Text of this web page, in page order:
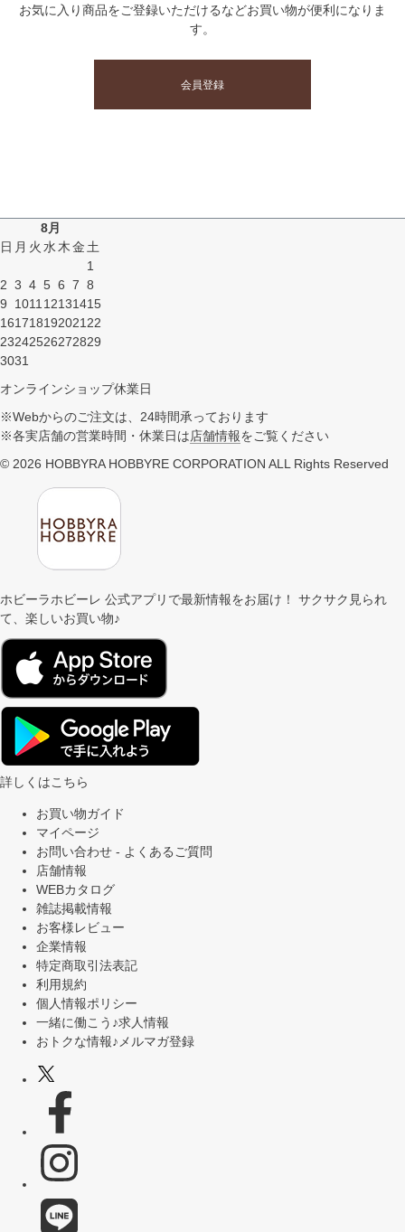
お気に入り商品をご登録いただけるなどお買い物が便利になりま
す。
会員登録
8月
日 月 火 水 木金 土
1
2 3 4 5 6 7 8
9
1011 12131415
161718192021 22
23242526272829
3031
オンラインショップ休業日
※Webからのご注文は、24時間承っております
※各実店舗の営業時間・休業日は店舗情報をご覧ください
© 2026 HOBBYRA HOBBYRE CORPORATION ALL Rights Reserved
ホビーラホビーレ 公式アプリで最新情報をお届け！
サクサク見られ
て、楽しいお買い物♪
詳しくはこちら
お買い物ガイド
マイページ
お問い合わせ - よくあるご質問
店舗情報
WEBカタログ
雑誌掲載情報
お客様レビュー
企業情報
特定商取引法表記
利用規約
個人情報ポリシー
一緒に働こう♪求人情報
おトクな情報♪メルマガ登録